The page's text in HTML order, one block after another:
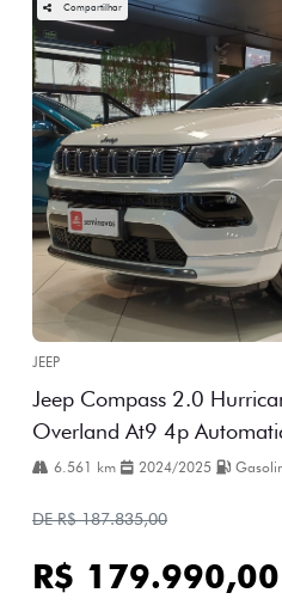
Compartilhar
JEEP
Jeep Compass 2.0
Overland At9 4p
6.561 km 2024/2025
DE R$ 187.835,00
R$ 179.990,00